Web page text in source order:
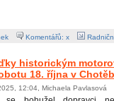
Komentářů: x
historickým
18. října v
12:04, Michaela Pavlasová